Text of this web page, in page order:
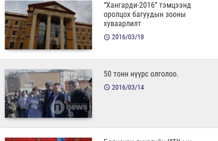
“Хангарди-2016” тэмцээнд
оролцох багуудын зооны
хуваарлилт
2016/03/18
50 тонн нүүрс олголоо.
2016/03/14